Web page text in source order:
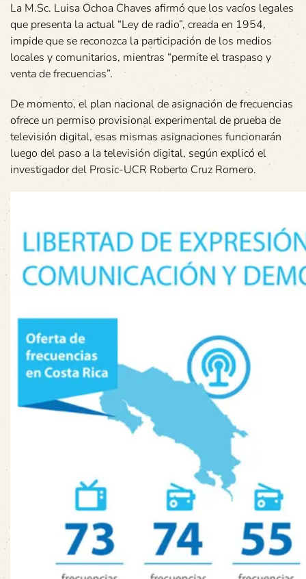
La M.Sc. Luisa Ochoa Chaves afirmó que los vacíos legales
que presenta la actual “Ley de radio”, creada en 1954,
impide que se reconozca la participación de los medios
locales y comunitarios, mientras “permite el traspaso y
venta de frecuencias”.
De momento, el plan nacional de asignación de frecuencias
ofrece un permiso provisional experimental de prueba de
televisión digital, esas mismas asignaciones funcionarán
luego del paso a la televisión digital, según explicó el
investigador del Prosic-UCR Roberto Cruz Romero.